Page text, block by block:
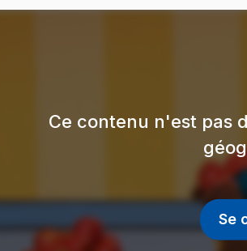
Ce contenu n'est pas
Se